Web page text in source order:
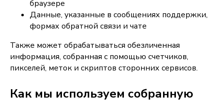
браузере
Данные, указанные в сообщениях поддержки,
формах обратной связи и чате
Также может обрабатываться обезличенная
информация, собранная с помощью счетчиков,
пикселей, меток и скриптов сторонних сервисов.
Как мы используем собранную